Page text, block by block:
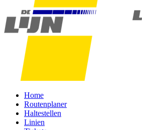
Home
Routenplaner
Haltestellen
Linien